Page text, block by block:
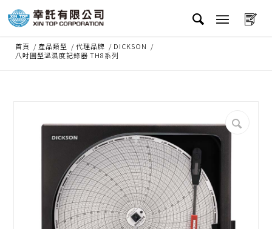
首頁 / 產品類型 / 代理品牌 / DICKSON /
八吋圓型溫濕度記錄器 TH8系列